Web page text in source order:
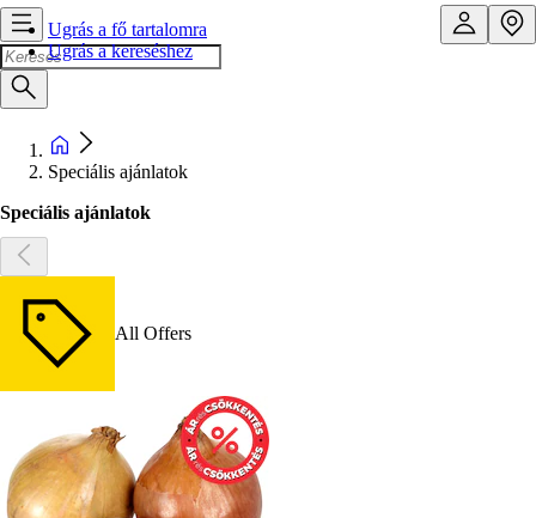
Ugrás a fő tartalomra
Ugrás a kereséshez
Speciális ajánlatok
Speciális ajánlatok
All Offers